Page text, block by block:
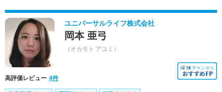
ユニバーサルライフ株式会社
岡本 亜弓
（オカモト アユミ）
高評価レビュー 4件